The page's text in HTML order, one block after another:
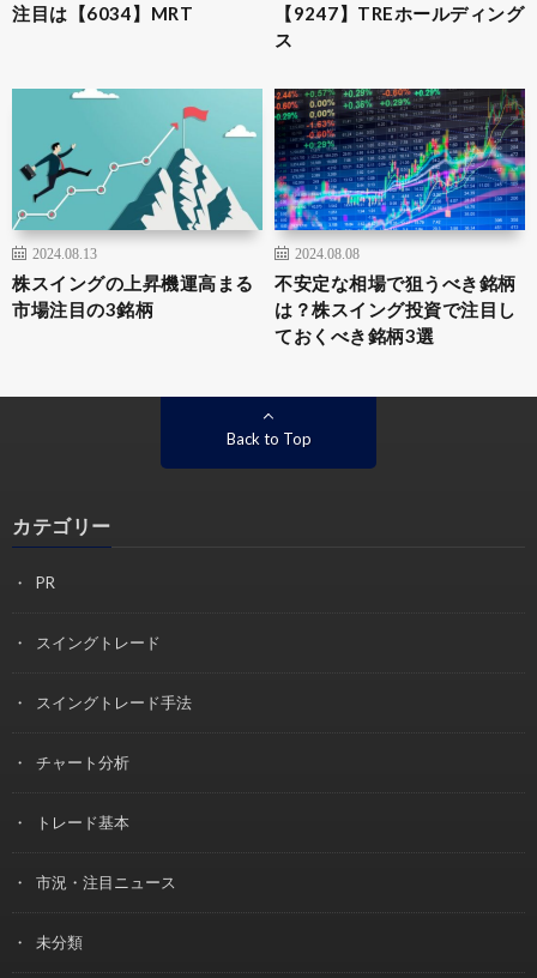
注目は【6034】MRT
【9247】TREホールディング
ス
2024.08.13
株スイングの上昇機運高まる
市場注目の3銘柄
2024.08.08
不安定な相場で狙うべき銘柄
は？株スイング投資で注目し
ておくべき銘柄3選
Back to Top
カテゴリー
PR
スイングトレード
スイングトレード手法
チャート分析
トレード基本
市況・注目ニュース
未分類